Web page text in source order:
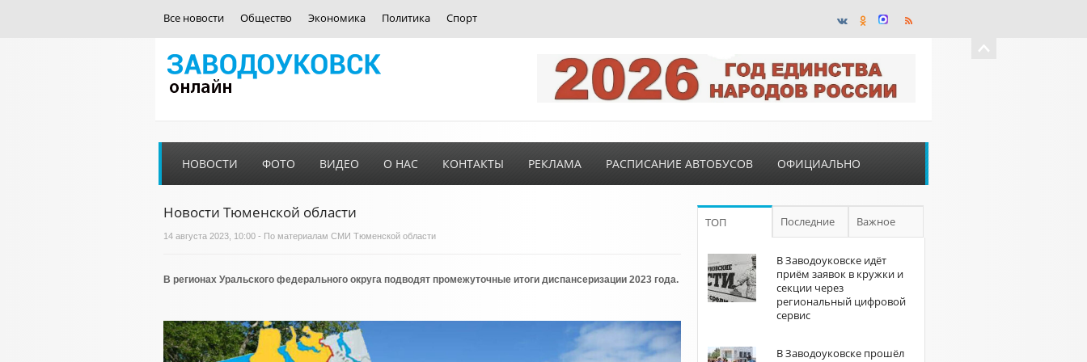
Все новости Общество Экономика Политика Спорт
НОВОСТИ ФОТО ВИДЕО О НАС КОНТАКТЫ РЕКЛАМА РАСПИСАНИЕ АВТОБУСОВ ОФИЦИАЛЬНО
Новости Тюменской области
14 августа 2023, 10:00 - По материалам СМИ Тюменской области
В регионах Уральского федерального округа подводят промежуточные итоги диспансеризации 2023 года.
ТОП Последние Важное
В Заводоуковске идёт
приём заявок в кружки и
секции через
региональный цифровой
сервис
В Заводоуковске прошёл